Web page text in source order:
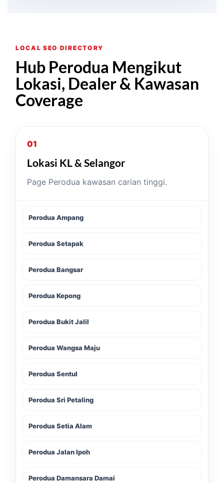
LOCAL SEO DIRECTORY
Hub Perodua Mengikut
Lokasi, Dealer & Kawasan
Coverage
01
Lokasi KL & Selangor
Page Perodua kawasan carian tinggi.
Perodua Ampang
Perodua Setapak
Perodua Bangsar
Perodua Kepong
Perodua Bukit Jalil
Perodua Wangsa Maju
Perodua Sentul
Perodua Sri Petaling
Perodua Setia Alam
Perodua Jalan Ipoh
Perodua Damansara Damai